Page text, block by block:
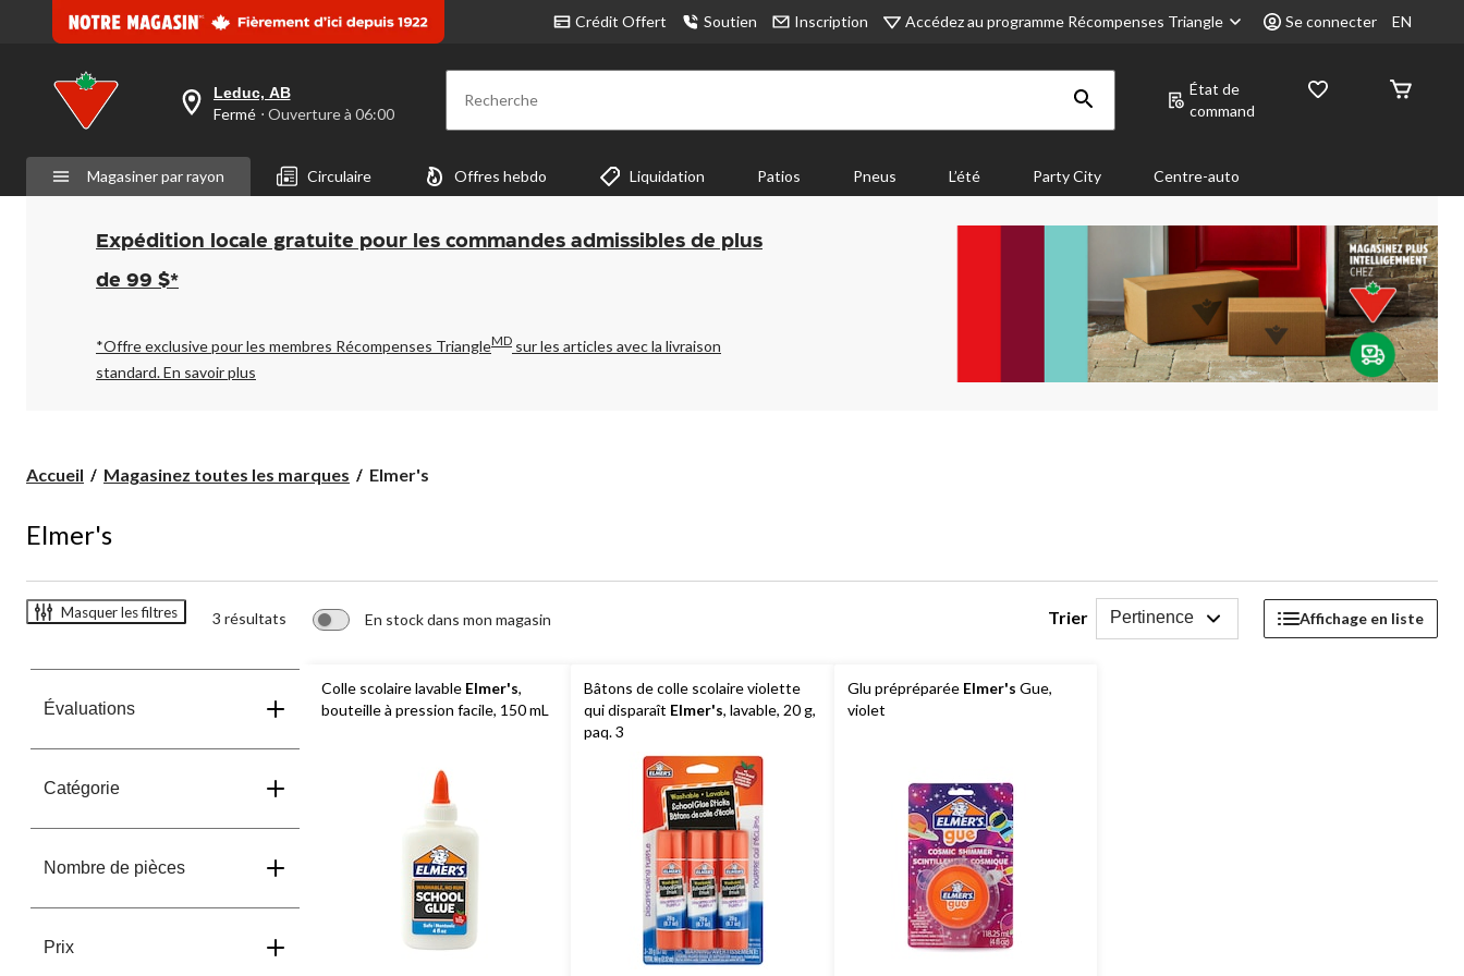
Crédit Offert Soutien Inscription Accédez au programme Récompenses Triangle Se connecter EN
votre
est
Leduc,
AB,
Fermé,
Ouverture
à
pour
changer
Leduc, AB
Fermé ⋅ Ouverture à 06:00 Recherche
État de
command
Magasiner par rayon Circulaire Offres hebdo Liquidation Patios Pneus L’été Party City Centre-auto
Expédition locale gratuite pour les commandes admissibles de plus
de 99 $*
*Offre exclusive pour les membres Récompenses TriangleMD sur les articles avec la livraison
standard.En savoir plus
Accueil Magasinez toutes les marques Elmer's
Elmer's
Elmer's
Masquer les filtres 3 résultats En stock dans mon magasin Trier Pertinence Affichage en liste
Évaluations
Catégorie
Nombre de pièces
Prix
Colle scolaire lavable Elmer's,
bouteille à pression facile, 150 mL
Bâtons de colle scolaire violette
qui disparaît Elmer's, lavable, 20 g,
paq. 3
Glu prépréparée Elmer's Gue,
violet